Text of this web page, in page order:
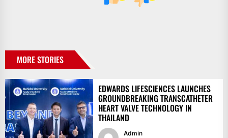
MORE STORIES
EDWARDS LIFESCIENCES LAUNCHES
GROUNDBREAKING TRANSCATHETER
HEART VALVE TECHNOLOGY IN
THAILAND
Admin